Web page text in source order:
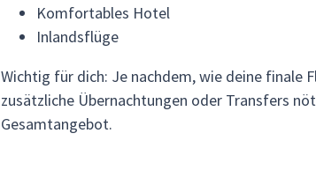
Komfortables Hotel
Inlandsflüge
Wichtig für dich: Je nachdem, wie deine finale
zusätzliche Übernachtungen oder Transfers
Gesamtangebot.